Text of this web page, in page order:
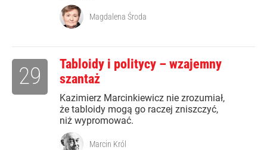
Magdalena Środa
Tabloidy i politycy – wzajemny
szantaż
Kazimierz Marcinkiewicz nie zrozumiał,
że tabloidy mogą go raczej zniszczyć,
niż wypromować.
29
Marcin Król